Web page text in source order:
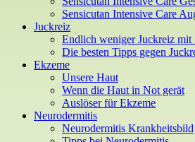
Sensicutan Intensive Care
Juckreiz
Endlich weniger Juckreiz mit
Die besten Tipps gegen
Ekzeme
Unsere Haut
Wenn die Haut in Not gerät
Auslöser für Ekzeme
Neurodermitis
Neurodermitis Krankheitsbild